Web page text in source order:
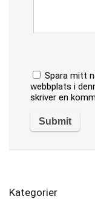
Spara mitt
webbplats i
skriver en
Kategorier